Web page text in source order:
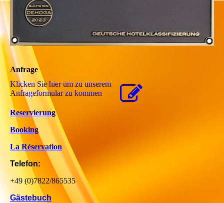
Anfrage
Klicken Sie hier um zu unserem
Anfrageformular zu kommen
Reservierung
Booking
La Réservation
Telefon:
+49 (0)7822/865535
Gästebuch